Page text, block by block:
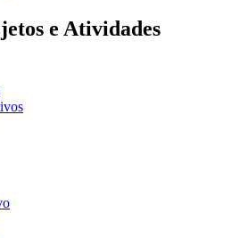
e Atividades